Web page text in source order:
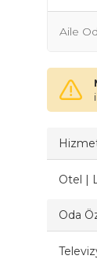
Aile
Otel |
Oda